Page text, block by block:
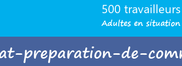
500
Adultes en
preparation-de-